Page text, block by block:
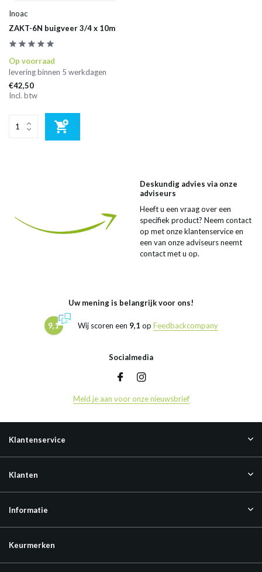
Inoac
ZAKT-6N buigveer 3/4 x 10m
Op voorraad
levering binnen 5 werkdagen
€42,50
Incl. btw
Deskundig advies via onze
adviseurs
Heeft u een vraag over een
specifiek product? Neem contact
op met onze klantenservice en
een van onze adviseurs neemt
contact met u op.
Uw mening is belangrijk voor ons!
9,1 Wij scoren een 9,1 op Feedbackcompany
Socialmedia
Meld je aan voor onze nieuwsbrief
Klantenservice
Klanten
Informatie
Keurmerken